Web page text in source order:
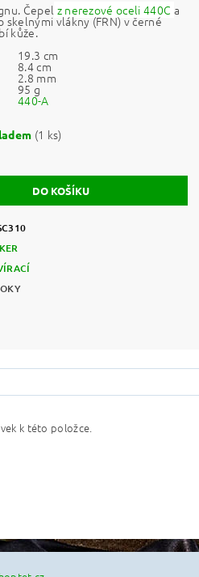
Čepel z nerezové oceli440C a
vlákny (FRN) v černé
kůže.
19.3 cm
8.4 cm
2.8 mm
95 g
440-A
(1 ks)
k této položce.